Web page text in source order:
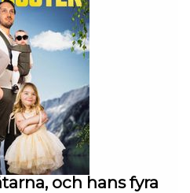
för att ta del av allt vi
mer därtill!
och hans fyra